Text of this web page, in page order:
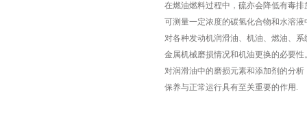
在燃油燃料过程中，硫亦会降低有毒
可测量一定浓度的碳氢化合物和水溶
对各种发动机润滑油、机油、燃油、
金属机械磨损情况和机油更换的必要性
对润滑油中的磨损元素和添加剂的分
保养与正常运行具有至关重要的作用.